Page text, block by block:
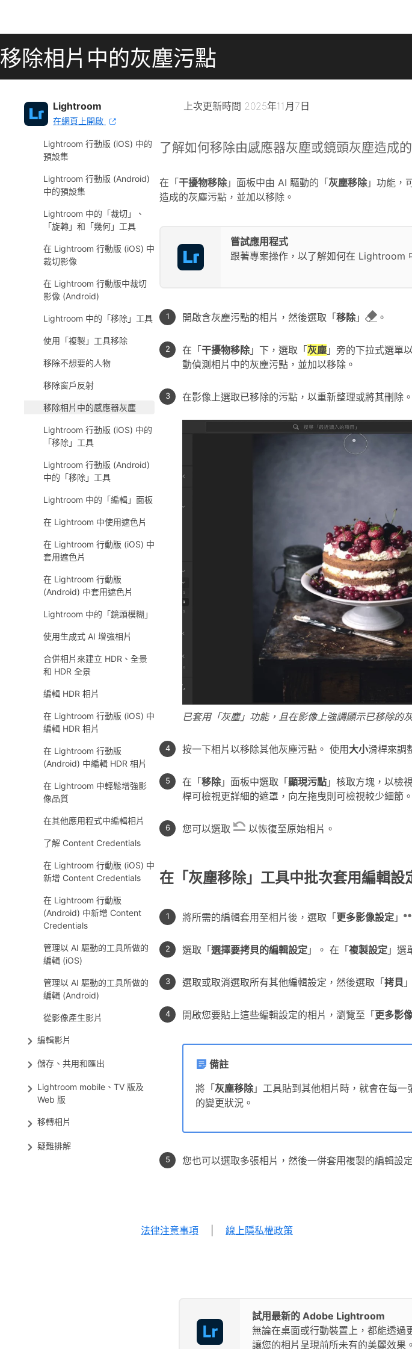
移除相片中的灰塵污點
上次更新時間 2025年11月7日
Lightroom
在網頁上開啟
使用「快速動作」編輯相片
Lightroom 中的預設集
Lightroom 行動版 (iOS) 中的
預設集
Lightroom 行動版 (Android)
中的預設集
Lightroom 中的「裁切」、
「旋轉」和「幾何」工具
在 Lightroom 行動版 (iOS) 中
裁切影像
在 Lightroom 行動版中裁切
影像 (Android)
Lightroom 中的「移除」工具
使用「複製」工具移除
移除不想要的人物
移除窗戶反射
移除相片中的感應器灰塵
Lightroom 行動版 (iOS) 中的
「移除」工具
Lightroom 行動版 (Android)
中的「移除」工具
Lightroom 中的「編輯」面板
在 Lightroom 中使用遮色片
在 Lightroom 行動版 (iOS) 中
套用遮色片
在 Lightroom 行動版
(Android) 中套用遮色片
Lightroom 中的「鏡頭模糊」
使用生成式 AI 增強相片
合併相片來建立 HDR、全景
和 HDR 全景
編輯 HDR 相片
在 Lightroom 行動版 (iOS) 中
編輯 HDR 相片
在 Lightroom 行動版
(Android) 中編輯 HDR 相片
在 Lightroom 中輕鬆增強影
像品質
在其他應用程式中編輯相片
了解 Content Credentials
在 Lightroom 行動版 (iOS) 中
新增 Content Credentials
在 Lightroom 行動版
(Android) 中新增 Content
Credentials
管理以 AI 驅動的工具所做的
編輯 (iOS)
管理以 AI 驅動的工具所做的
編輯 (Android)
從影像產生影片
編輯影片
儲存、共用和匯出
Lightroom mobile、TV 版及
Web 版
移轉相片
疑難排解
了解如何移除由感應器灰塵或鏡頭灰塵造成
在「 干擾物移除」面板中由 AI 驅動的「 灰塵移除」功能，
造成的灰塵污點，並加以移除。
嘗試應用程式
跟著專案操作，以了解如何在 Lightroom
開啟含灰塵污點的相片，然後選取「 移除」 。
在「 干擾物移除」下，選取「 灰塵 」旁的下拉式選單
動偵測相片中的灰塵污點，並加以移除。
在影像上選取已移除的污點，以重新整理或將其刪除。
已套用「灰塵」功能，且在影像上強調顯示已移除的
按一下相片以移除其他灰塵污點。 使用大小滑桿來調
在「移除」面板中選取「顯現污點 」核取方塊，以檢
桿可檢視更詳細的遮罩，向左拖曳則可檢視較少細節。
您可以選取 以恢復至原始相片。
在「灰塵移除」工具中批次套用編輯設
將所需的編輯套用至相片後，選取「 更多影像設定 」
選取「 選擇要拷貝的編輯設定 」。 在「 複製設定 」選
選取或取消選取所有其他編輯設定，然後選取「 拷貝
開啟您要貼上這些編輯設定的相片，瀏覽至「 更多影
備註
將「 灰塵移除」工具貼到其他相片時，就會在每
的變更狀況。
您也可以選取多張相片，然後一併套用複製的編輯設
法律注意事項 線上隱私權政策
試用最新的 Adobe Lightroom
無論在桌面或行動裝置上，都能透過
讓您的相片呈現前所未有的美麗效果。